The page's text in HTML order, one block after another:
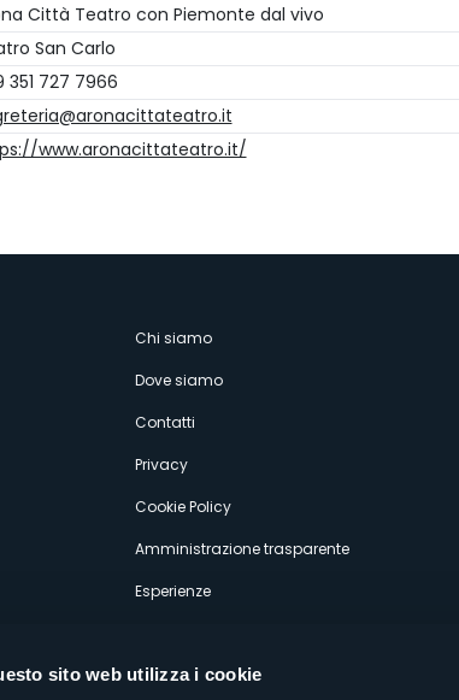
sito web utilizza i cookie
Città Teatro con Piemonte dal vivo
San Carlo
351 727 7966
www.aronacittateatro.it/
Menù
secondario
Chi siamo
Dove siamo
Contatti
Privacy
Cookie Policy
Amministrazione trasparente
Esperienze